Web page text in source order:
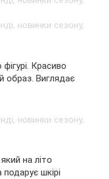
Красиво
образ. Виглядає
на літо
шкірі